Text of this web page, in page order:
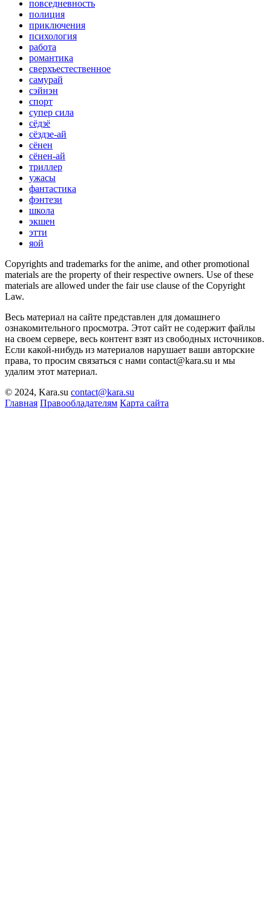
повседневность
полиция
приключения
психология
работа
романтика
сверхъестественное
самурай
сэйнэн
спорт
супер сила
сёдзё
сёздзе-ай
сёнен
сёнен-ай
триллер
ужасы
фантастика
фэнтези
школа
экшен
этти
яой
Copyrights and trademarks for the anime, and other promotional
materials are the property of their respective owners. Use of these
materials are allowed under the fair use clause of the Copyright
Law.
Весь материал на сайте представлен для домашнего
ознакомительного просмотра. Этот сайт не содержит файлы
на своем сервере, весь контент взят из свободных источников.
Если какой-нибудь из материалов нарушает ваши авторские
права, то просим связаться с нами contact@kara.su и мы
удалим этот материал.
© 2024, Kara.su contact@kara.su
Главная Правообладателям Карта сайта